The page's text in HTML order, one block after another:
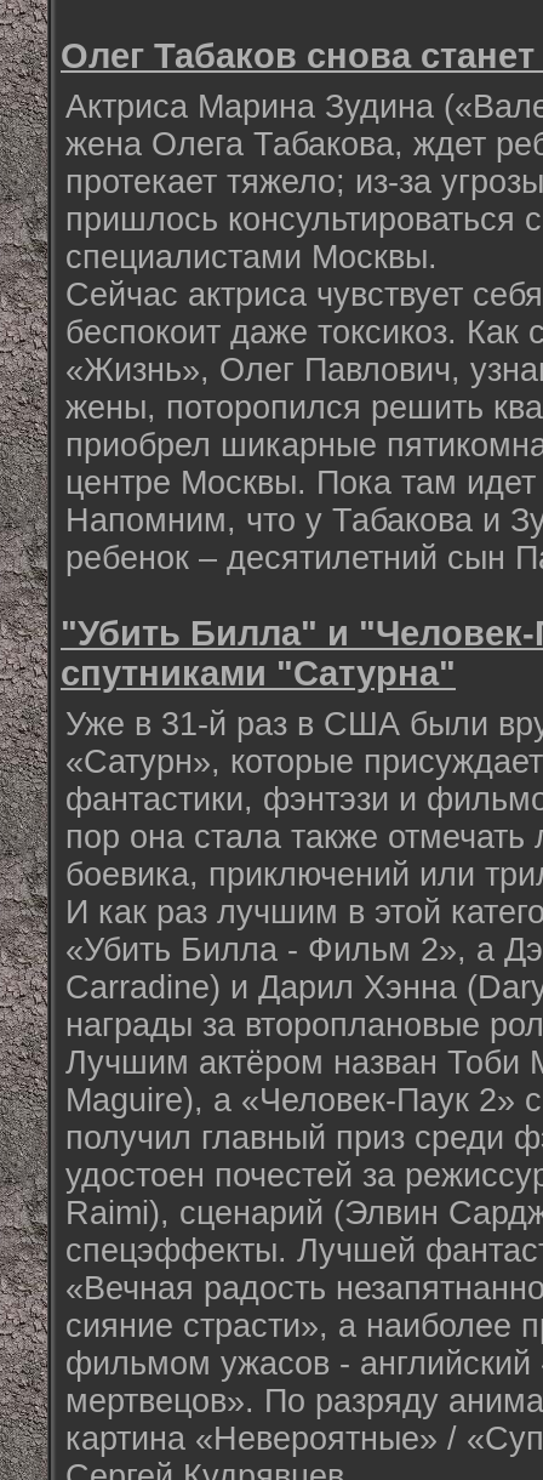
Олег Табаков снова
Актриса Марина Зудина
жена Олега Табакова, ждет
протекает тяжело; из-за
пришлось консультироваться
специалистами Москвы.
Сейчас актриса чувствует
беспокоит даже токсикоз. Как
«Жизнь», Олег Павлович,
жены, поторопился решить
приобрел шикарные
центре Москвы. Пока там
Напомним, что у Табакова и
ребенок – десятилетний сын
"Убить Билла" и "Человек-
спутниками "Сатурна"
Уже в 31-й раз в США были
«Сатурн», которые
фантастики, фэнтэзи и
пор она стала также
боевика, приключений или
И как раз лучшим в этой
«Убить Билла - Фильм 2», а
Carradine) и Дарил Хэнна
награды за второплановые
Лучшим актёром назван Тоби
Maguire), а «Человек-Паук 2»
получил главный приз среди
удостоен почестей за
Raimi), сценарий (Элвин
спецэффекты. Лучшей
«Вечная радость
сияние страсти», а наиболее
фильмом ужасов -
мертвецов». По разряду
картина «Невероятные» /